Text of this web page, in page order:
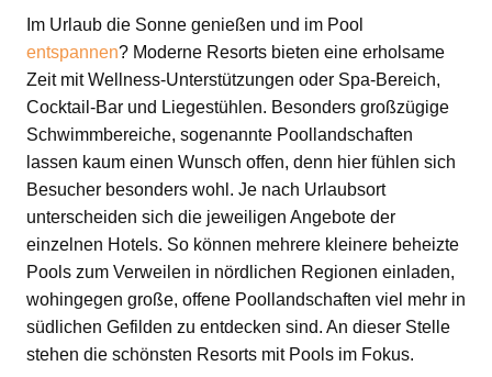
Im Urlaub die Sonne genießen und im Pool
entspannen? Moderne Resorts bieten eine erholsame
Zeit mit Wellness-Unterstützungen oder Spa-Bereich,
Cocktail-Bar und Liegestühlen. Besonders großzügige
Schwimmbereiche, sogenannte Poollandschaften
lassen kaum einen Wunsch offen, denn hier fühlen sich
Besucher besonders wohl. Je nach Urlaubsort
unterscheiden sich die jeweiligen Angebote der
einzelnen Hotels. So können mehrere kleinere beheizte
Pools zum Verweilen in nördlichen Regionen einladen,
wohingegen große, offene Poollandschaften viel mehr in
südlichen Gefilden zu entdecken sind. An dieser Stelle
stehen die schönsten Resorts mit Pools im Fokus.